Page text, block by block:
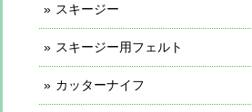
スキージー
スキージー用フェルト
カッターナイフ